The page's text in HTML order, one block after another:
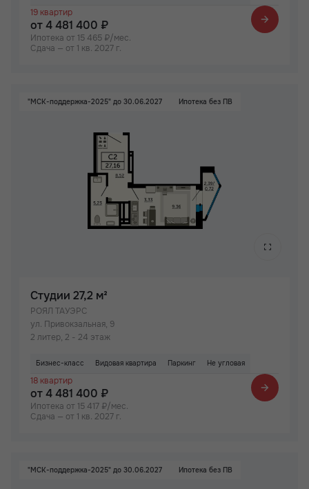
19 квартир
от 4 481 400 ₽
Ипотека от 15 465 ₽/мес.
Сдача — от 1 кв. 2027 г.
Студии 27,2 м²
РОЯЛ ТАУЭРС
ул. Привокзальная, 9
2 литер, 2 - 24 этаж
Бизнес-класс Видовая квартира Паркинг Не угловая
18 квартир
от 4 481 400 ₽
Ипотека от 15 417 ₽/мес.
Сдача — от 1 кв. 2027 г.
"МСК-поддержка-2025" до 30.06.2027 Ипотека без ПВ
"МСК-поддержка-2025" до 30.06.2027 Ипотека без ПВ